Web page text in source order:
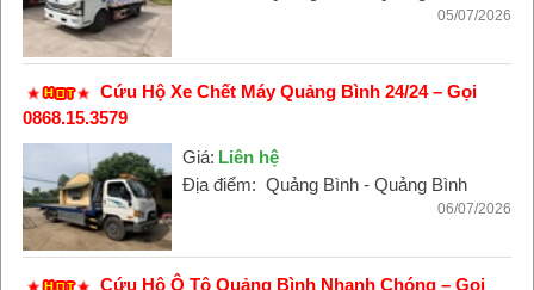
05/07/2026
Cứu Hộ Xe Chết Máy Quảng Bình 24/24 – Gọi
0868.15.3579
Giá: Liên hệ
Địa điểm: Quảng Bình - Quảng Bình
06/07/2026
Cứu Hộ Ô Tô Quảng Bình Nhanh Chóng – Gọi